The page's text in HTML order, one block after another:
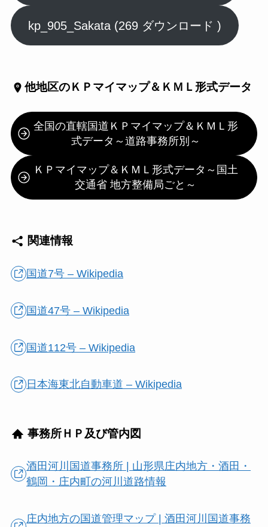
kp_905_Sakata (269 ダウンロード )
他地区のＫＰマイマップ＆ＫＭＬ形式データ
全国の直轄国道ＫＰマイマップ＆ＫＭＬ形
式データ～道路事務所別～
ＫＰマイマップ＆ＫＭＬ形式データ～国土
交通省 地方整備局ごと～
関連情報
国道7号 – Wikipedia
国道47号 – Wikipedia
国道112号 – Wikipedia
日本海東北自動車道 – Wikipedia
事務所ＨＰ及び管内図
酒田河川国道事務所 | 山形県庄内地方・酒田・
鶴岡・庄内町の河川道路情報
庄内地方の国道管理マップ | 酒田河川国道事務